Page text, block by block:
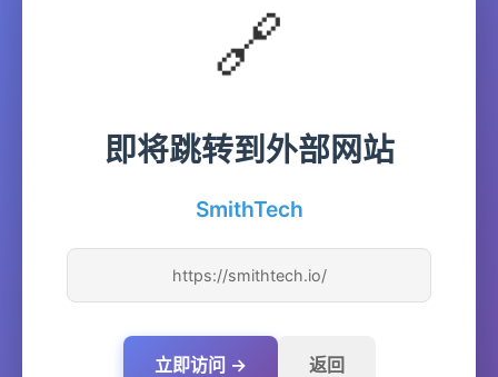
🔗
即将跳转到外部网站
SmithTech
https://smithtech.io/
立即访问 → 返回